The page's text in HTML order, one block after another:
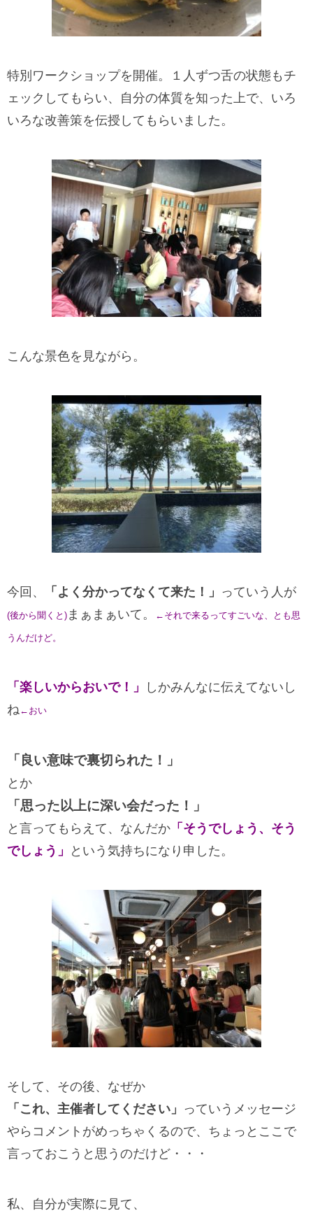
特別ワークショップを開催。１人ずつ舌の状態もチ
ェックしてもらい、自分の体質を知った上で、いろ
いろな改善策を伝授してもらいました。
こんな景色を見ながら。
今回、 「よく分かってなくて来た！」 っていう人が
(後から聞くと ) まぁまぁいて。 ← それで来るってすごいな、とも思
うんだけど。
「楽しいからおいで！」
しかみんなに伝えてないし
ね← おい
「良い意味で裏切られた！」
とか
「思った以上に深い会だった！」
と言ってもらえて、なんだか 「そうでしょう、そう
でしょう」
という気持ちになり申した。
そして、その後、なぜか
「これ、主催者してください」 っていうメッセージ
やらコメントがめっちゃくるので、ちょっとここで
言っておこうと思うのだけど・・・
私、自分が実際に見て、